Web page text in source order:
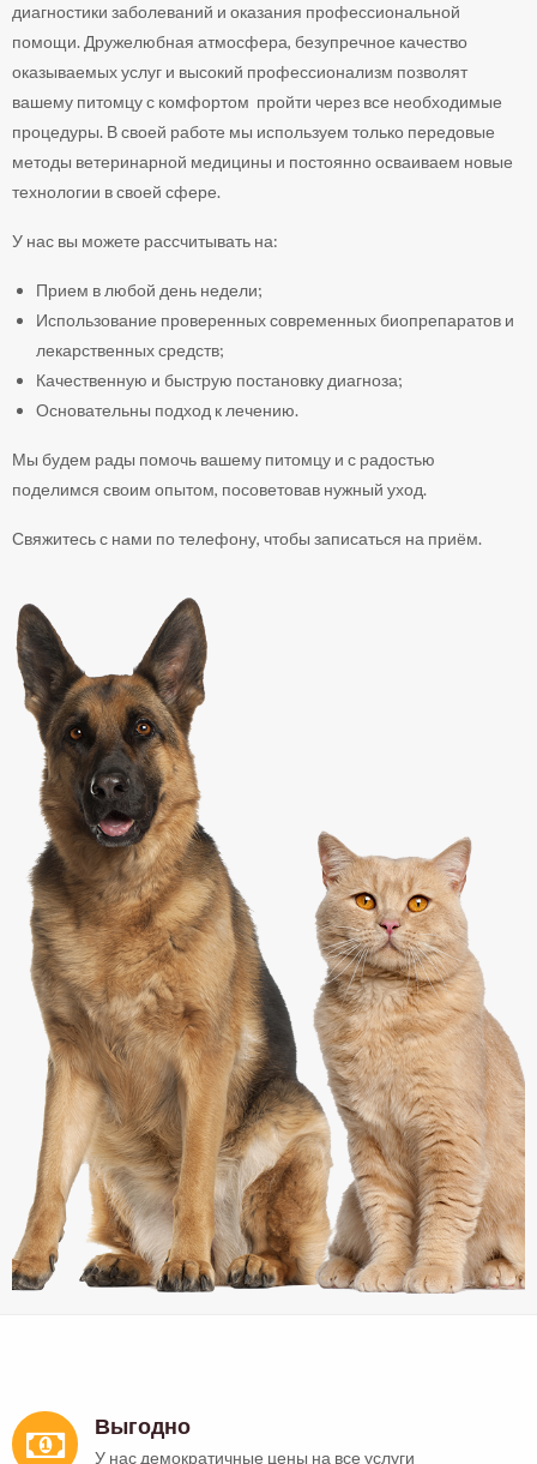
диагностики заболеваний и оказания профессиональной
помощи. Дружелюбная атмосфера, безупречное качество
оказываемых услуг и высокий профессионализм позволят
вашему питомцу с комфортом пройти через все необходимые
процедуры. В своей работе мы используем только передовые
методы ветеринарной медицины и постоянно осваиваем новые
технологии в своей сфере.
У нас вы можете рассчитывать на:
Прием в любой день недели;
Использование проверенных современных биопрепаратов и
лекарственных средств;
Качественную и быструю постановку диагноза;
Основательны подход к лечению.
Мы будем рады помочь вашему питомцу и с радостью
поделимся своим опытом, посоветовав нужный уход.
Свяжитесь с нами по телефону, чтобы записаться на приём.
Выгодно
У нас демократичные цены на все услуги